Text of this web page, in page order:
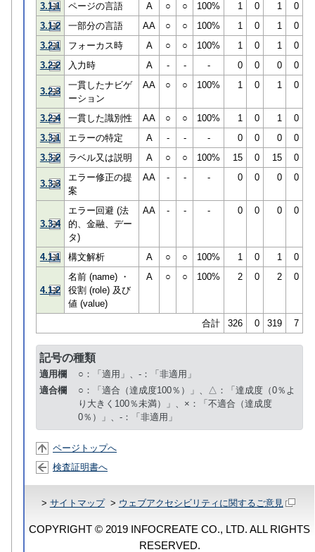
3.1.1 ページの言語 A ○ ○ 100% 1 0 1
0
3.1.2
一部分の言語 AA ○ ○ 100% 1 0 1
0
3.2.1
フォーカス時 A ○ ○ 100% 1 0 1
0
3.2.2
入力時 A - - - 0 0 0 0
3.2.3
一貫したナビゲ
ーション
AA ○ ○ 100% 1 0 1 0
3.2.4 一貫した識別性 AA ○ ○ 100% 1 0 1
0
3.3.1
エラーの特定 A - - - 0 0 0
0
3.3.2
ラベル又は説明 A ○ ○ 100% 15 0 15 0
3.3.3
エラー修正の提
案
AA - - - 0 0 0 0
3.3.4
エラー回避 (法
的、金融、デー
タ)
AA - - - 0 0 0 0
4.1.1 構文解析 A ○ ○ 100% 1 0 1 0
4.1.2
名前 (name) ・
役割 (role) 及び
値 (value)
A ○ ○ 100% 2 0 2 0
合計 326 0 319 7
記号の種類
適用欄
○：「適用」、-：「非適用」
適合欄
○：「適合（達成度100％）」、△：「達成度（0％よ
り大きく100％未満）」、×：「不適合（達成度
0％）」、-：「非適用」
ページトップへ
検査証明書へ
> サイトマップ> ウェブアクセシビリティに関するご意見
COPYRIGHT © 2019 INFOCREATE CO., LTD. ALL RIGHTS
RESERVED.